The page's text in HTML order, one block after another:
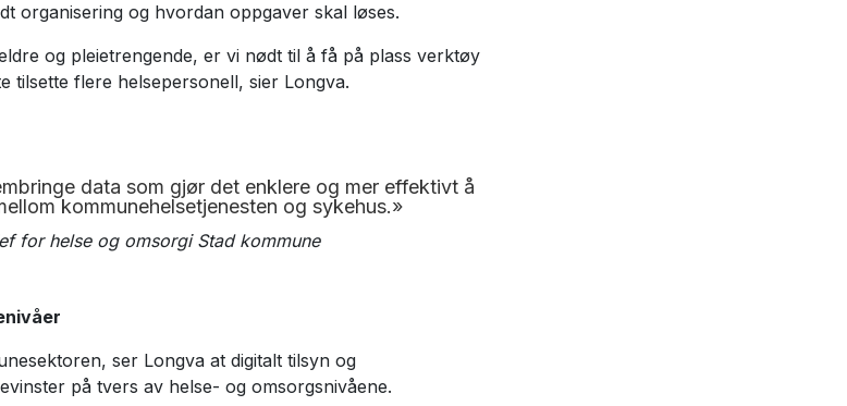
organisering og hvordan oppgaver skal løses.
og pleietrengende, er vi nødt til å få på plass verktøy
tilsette flere helsepersonell, sier Longva.
data som gjør det enklere og mer effektivt å
kommunehelsetjenesten og sykehus.»
for helse og omsorgi Stad kommune
ser Longva at digitalt tilsyn og
på tvers av helse- og omsorgsnivåene.